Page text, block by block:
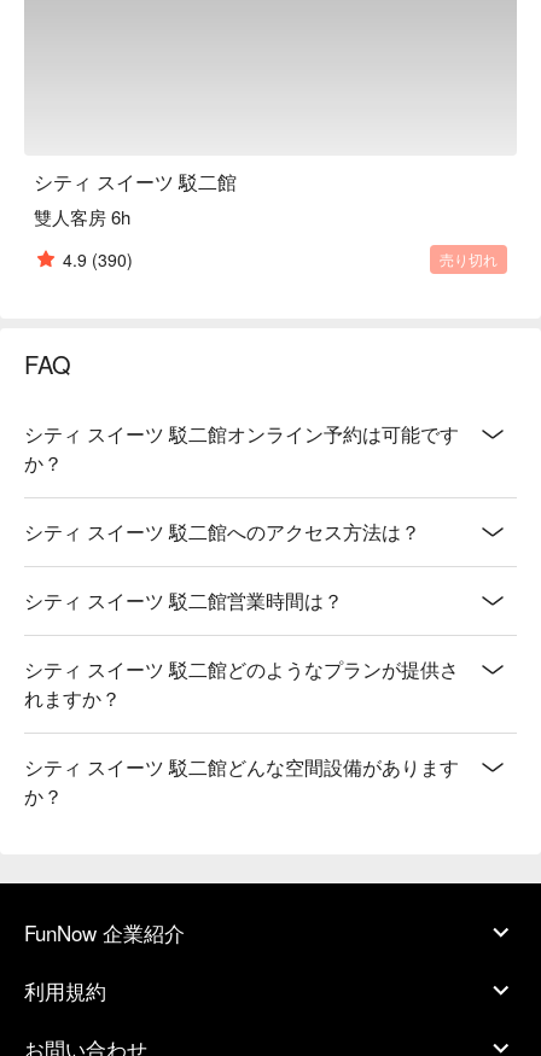
シティ スイーツ 駁二館
雙人客房 6h
4.9 (390) 売り切れ
FAQ
シティ スイーツ 駁二館オンライン予約は可能です
か？
シティ スイーツ 駁二館へのアクセス方法は？
シティ スイーツ 駁二館営業時間は？
シティ スイーツ 駁二館どのようなプランが提供さ
れますか？
シティ スイーツ 駁二館どんな空間設備があります
か？
FunNow 企業紹介
利用規約
お問い合わせ